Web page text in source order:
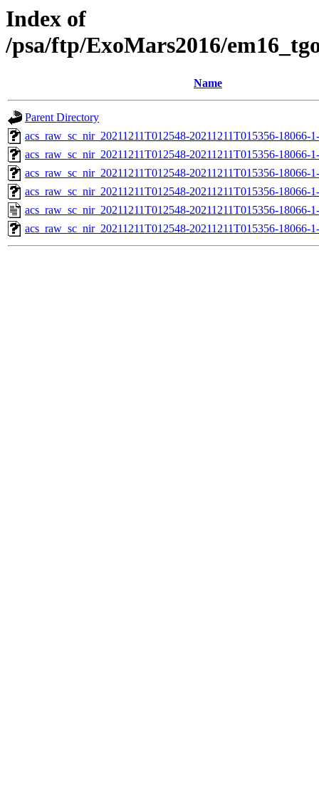
Index of
/psa/ftp/ExoMars2016/
Name
Parent Directory
acs_raw_sc_nir_20211211T012548-20211211T015356-18066-
acs_raw_sc_nir_20211211T012548-20211211T015356-18066-
acs_raw_sc_nir_20211211T012548-20211211T015356-18066-
acs_raw_sc_nir_20211211T012548-20211211T015356-18066-
acs_raw_sc_nir_20211211T012548-20211211T015356-18066-
acs_raw_sc_nir_20211211T012548-20211211T015356-18066-